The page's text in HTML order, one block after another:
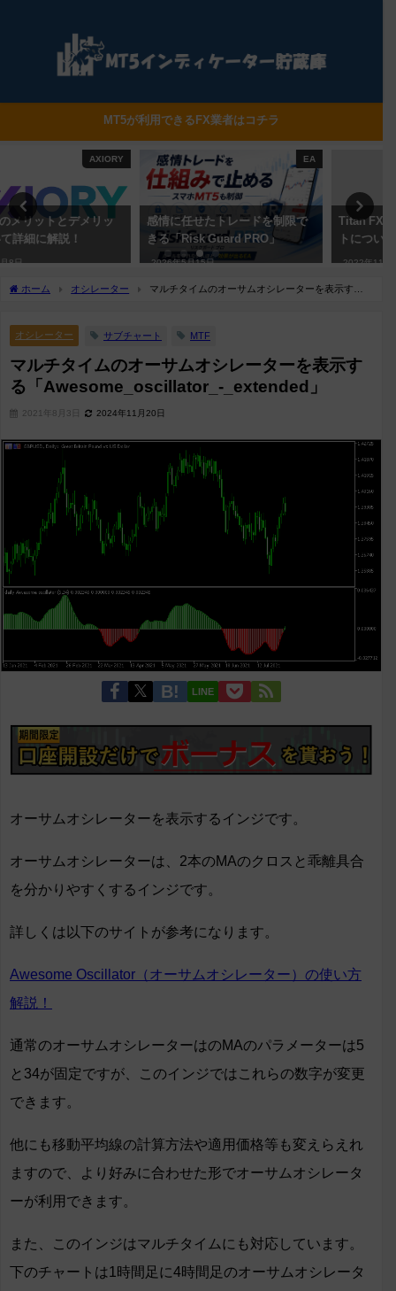
MT5が利用できるFX業者はコチラ
EA
感情に任せたトレードを制限で
きる「Risk Guard PRO」
2026年5月15日
Titan FXのメリット・デメリッ
トについて詳細に解説！
2022年11月24日
ホーム オシレーター
マルチタイムのオーサムオシレーターを表示する
オシレーター サブチャート MTF
マルチタイムのオーサムオシレーターを表示す
る「Awesome_oscillator_-_extended」
2021年8月3日 2024年11月20日
LINE
オーサムオシレーターを表示するインジです。
オーサムオシレーターは、2本のMAのクロスと乖離具合
を分かりやすくするインジです。
詳しくは以下のサイトが参考になります。
Awesome Oscillator（オーサムオシレーター）の使い方
解説！
通常のオーサムオシレーターはのMAのパラメーターは5
と34が固定ですが、このインジではこれらの数字が変更
できます。
他にも移動平均線の計算方法や適用価格等も変えらえれ
ますので、より好みに合わせた形でオーサムオシレータ
ーが利用できます。
また、このインジはマルチタイムにも対応しています。
下のチャートは1時間足に4時間足のオーサムオシレータ